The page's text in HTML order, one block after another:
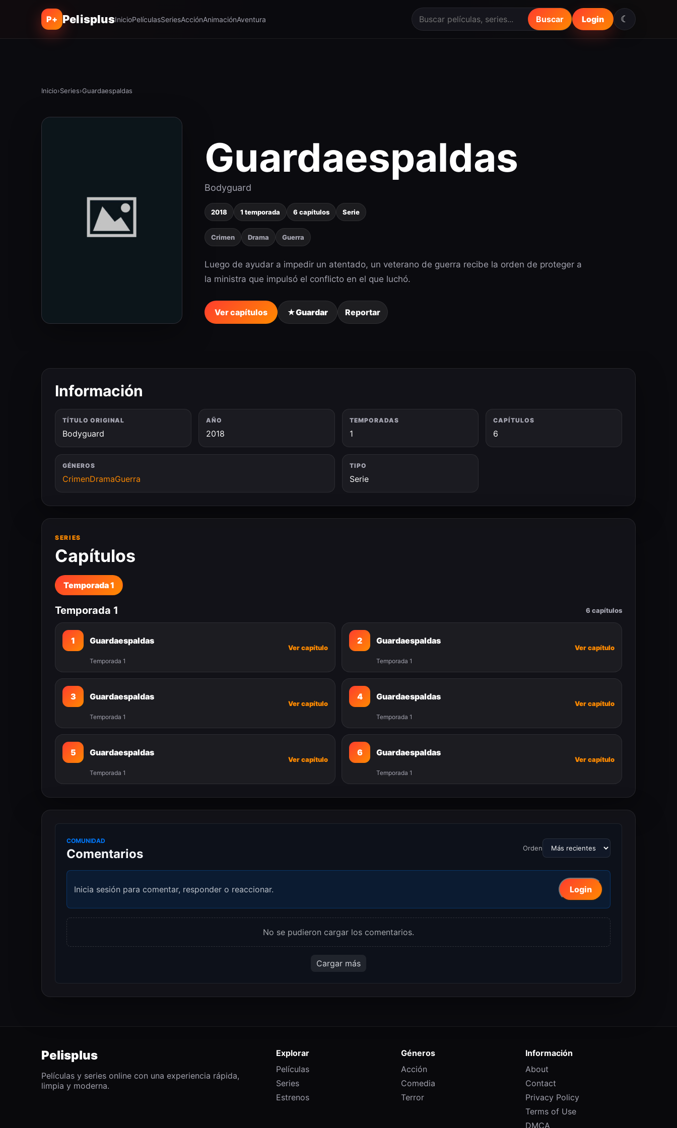
P+ PelisplusInicioPelículasSeriesAcciónAnimaciónAventura Buscar Login ☾
Inicio›Series›Guardaespaldas
Guardaespaldas
Bodyguard
2018 1 temporada 6 capítulos Serie
Crimen Drama Guerra
Luego de ayudar a impedir un atentado, un veterano de guerra recibe la orden de proteger a
la ministra que impulsó el conflicto en el que luchó.
Ver capítulos ★Guardar Reportar
Información
TÍTULO ORIGINAL
Bodyguard
AÑO
2018
TEMPORADAS
1
CAPÍTULOS
6
GÉNEROS
CrimenDramaGuerra
TIPO
Serie
SERIES
Capítulos
Temporada 1
Temporada 1 6 capítulos
1 Guardaespaldas
Temporada 1
Ver capítulo
2 Guardaespaldas
Temporada 1
Ver capítulo
3 Guardaespaldas
Temporada 1
Ver capítulo
4 Guardaespaldas
Temporada 1
Ver capítulo
5 Guardaespaldas
Temporada 1
Ver capítulo
6 Guardaespaldas
Temporada 1
Ver capítulo
COMUNIDAD
Comentarios Orden
Inicia sesión para comentar, responder o reaccionar. Login
No se pudieron cargar los comentarios.
Cargar más
Pelisplus
Películas y series online con una experiencia rápida,
limpia y moderna.
Explorar
Películas
Series
Estrenos
Géneros
Acción
Comedia
Terror
Información
About
Contact
Privacy Policy
Terms of Use
DMCA